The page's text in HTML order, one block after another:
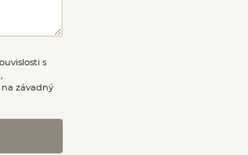
s
závadný